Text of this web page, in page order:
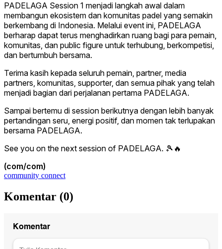
PADELAGA Session 1 menjadi langkah awal dalam
membangun ekosistem dan komunitas padel yang semakin
berkembang di Indonesia. Melalui event ini, PADELAGA
berharap dapat terus menghadirkan ruang bagi para pemain,
komunitas, dan public figure untuk terhubung, berkompetisi,
dan bertumbuh bersama.
Terima kasih kepada seluruh pemain, partner, media
partners, komunitas, supporter, dan semua pihak yang telah
menjadi bagian dari perjalanan pertama PADELAGA.
Sampai bertemu di session berikutnya dengan lebih banyak
pertandingan seru, energi positif, dan momen tak terlupakan
bersama PADELAGA.
See you on the next session of PADELAGA. 🎾🔥
(com/com)
community connect
Komentar (0)